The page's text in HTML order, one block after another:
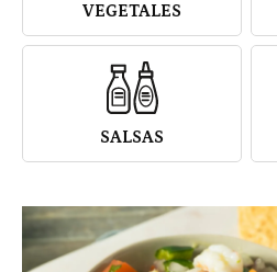
VEGETALES
SALSAS